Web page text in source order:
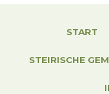
START
STEIRISCHE